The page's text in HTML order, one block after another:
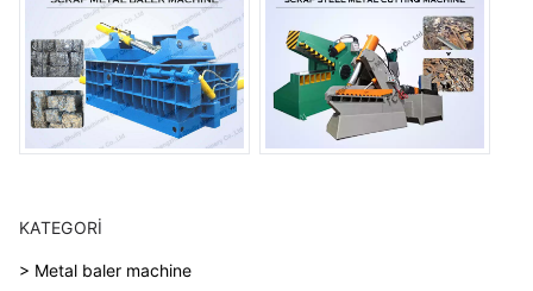
KATEGORI
> Metal baler machine